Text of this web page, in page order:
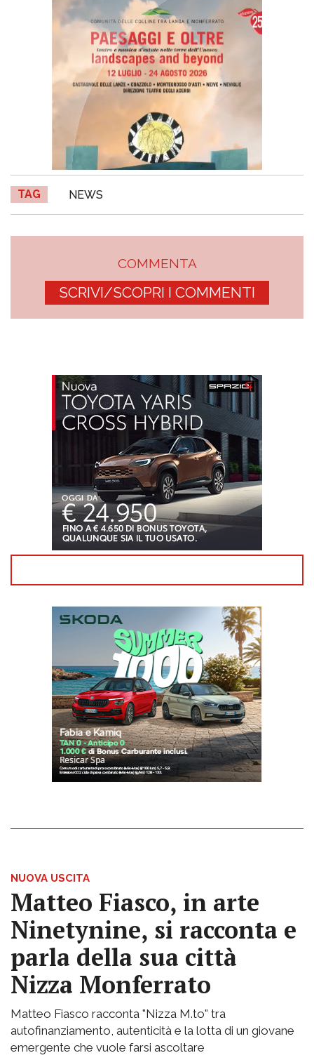
TAG NEWS
COMMENTA
SCRIVI/SCOPRI I COMMENTI
NUOVA USCITA
Matteo Fiasco, in arte
Ninetynine, si racconta e
parla della sua città
Nizza Monferrato
Matteo Fiasco racconta "Nizza M.to" tra
autofinanziamento, autenticità e la lotta di un giovane
emergente che vuole farsi ascoltare